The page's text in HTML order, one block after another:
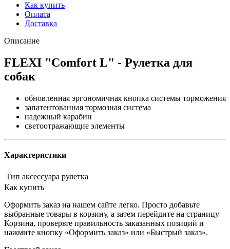
Как купить
Оплата
Доставка
Описание
FLEXI "Comfort L" - Рулетка для
собак
обновленная эргономичная кнопка системы торможения
запатентованная тормозная система
надежный карабин
светоотражающие элементы
Характеристики
Тип аксессуара рулетка
Как купить
Оформить заказ на нашем сайте легко. Просто добавьте
выбранные товары в корзину, а затем перейдите на страницу
Корзина, проверьте правильность заказанных позиций и
нажмите кнопку «Оформить заказ» или «Быстрый заказ».